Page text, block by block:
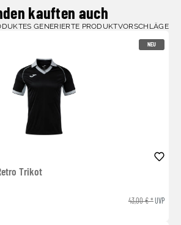
kauften auch
GENERIERTE PRODUKTVORSCHLÄGE
NEU
Trikot
43,00 € *UVP